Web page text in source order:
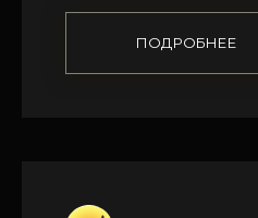
ПОДРОБНЕЕ